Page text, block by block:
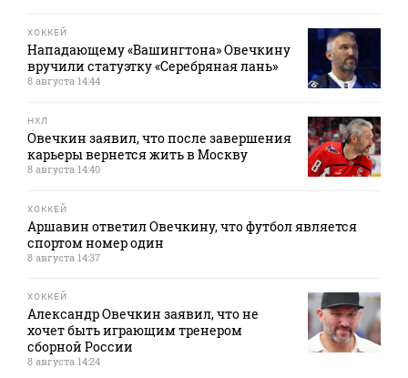
ХОККЕЙ
Нападающему «Вашингтона» Овечкину
вручили статуэтку «Серебряная лань»
8 августа 14:44
НХЛ
Овечкин заявил, что после завершения
карьеры вернется жить в Москву
8 августа 14:40
ХОККЕЙ
Аршавин ответил Овечкину, что футбол является
спортом номер один
8 августа 14:37
ХОККЕЙ
Александр Овечкин заявил, что не
хочет быть играющим тренером
сборной России
8 августа 14:24